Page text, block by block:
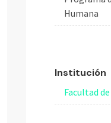
Humana
Institución
Facultad